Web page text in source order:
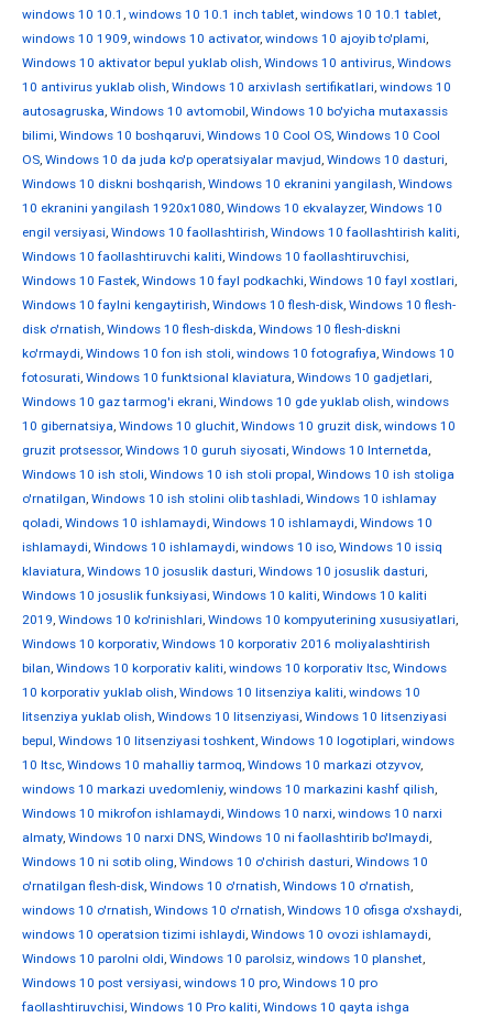
windows 10 10.1 , windows 10 10.1 inch tablet, windows 10 10.1 tablet,
windows 10 1909, windows 10 activator, windows 10 ajoyib to'plami,
Windows 10 aktivator bepul yuklab olish, Windows 10 antivirus, Windows
10 antivirus yuklab olish, Windows 10 arxivlash sertifikatlari, windows 10
autosagruska, Windows 10 avtomobil, Windows 10 bo'yicha mutaxassis
bilimi, Windows 10 boshqaruvi, Windows 10 Cool OS, Windows 10 Cool
OS, Windows 10 da juda ko'p operatsiyalar mavjud, Windows 10 dasturi,
Windows 10 diskni boshqarish, Windows 10 ekranini yangilash, Windows
10 ekranini yangilash 1920x1080, Windows 10 ekvalayzer, Windows 10
engil versiyasi, Windows 10 faollashtirish, Windows 10 faollashtirish kaliti,
Windows 10 faollashtiruvchi kaliti, Windows 10 faollashtiruvchisi,
Windows 10 Fastek, Windows 10 fayl podkachki, Windows 10 fayl xostlari,
Windows 10 faylni kengaytirish, Windows 10 flesh-disk, Windows 10 flesh-
disk o'rnatish, Windows 10 flesh-diskda, Windows 10 flesh-diskni
ko'rmaydi, Windows 10 fon ish stoli, windows 10 fotografiya, Windows 10
fotosurati, Windows 10 funktsional klaviatura, Windows 10 gadjetlari,
Windows 10 gaz tarmog'i ekrani, Windows 10 gde yuklab olish, windows
10 gibernatsiya, Windows 10 gluchit, Windows 10 gruzit disk, windows 10
gruzit protsessor, Windows 10 guruh siyosati, Windows 10 Internetda,
Windows 10 ish stoli, Windows 10 ish stoli propal, Windows 10 ish stoliga
o'rnatilgan, Windows 10 ish stolini olib tashladi, Windows 10 ishlamay
qoladi, Windows 10 ishlamaydi, Windows 10 ishlamaydi, Windows 10
ishlamaydi, Windows 10 ishlamaydi, windows 10 iso, Windows 10 issiq
klaviatura, Windows 10 josuslik dasturi, Windows 10 josuslik dasturi,
Windows 10 josuslik funksiyasi, Windows 10 kaliti, Windows 10 kaliti
2019, Windows 10 ko'rinishlari, Windows 10 kompyuterining xususiyatlari,
Windows 10 korporativ, Windows 10 korporativ 2016 moliyalashtirish
bilan, Windows 10 korporativ kaliti, windows 10 korporativ ltsc, Windows
10 korporativ yuklab olish, Windows 10 litsenziya kaliti, windows 10
litsenziya yuklab olish, Windows 10 litsenziyasi, Windows 10 litsenziyasi
bepul, Windows 10 litsenziyasi toshkent, Windows 10 logotiplari, windows
10 ltsc, Windows 10 mahalliy tarmoq, Windows 10 markazi otzyvov,
windows 10 markazi uvedomleniy, windows 10 markazini kashf qilish,
Windows 10 mikrofon ishlamaydi, Windows 10 narxi, windows 10 narxi
almaty, Windows 10 narxi DNS, Windows 10 ni faollashtirib bo'lmaydi,
Windows 10 ni sotib oling, Windows 10 o'chirish dasturi, Windows 10
o'rnatilgan flesh-disk, Windows 10 o'rnatish, Windows 10 o'rnatish,
windows 10 o'rnatish, Windows 10 o'rnatish, Windows 10 ofisga o'xshaydi,
windows 10 operatsion tizimi ishlaydi, Windows 10 ovozi ishlamaydi,
Windows 10 parolni oldi, Windows 10 parolsiz, windows 10 planshet,
Windows 10 post versiyasi, windows 10 pro, Windows 10 pro
faollashtiruvchisi, Windows 10 Pro kaliti, Windows 10 qayta ishga